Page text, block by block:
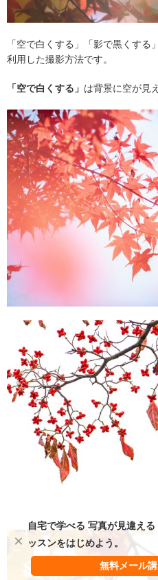
「空で白くする」「影で黒くす
利用した撮影方法です。
「空で白くする」 は背景に空が見
×
自宅で学べる 写真が見違え
ッスンをはじめよう。
無料メール